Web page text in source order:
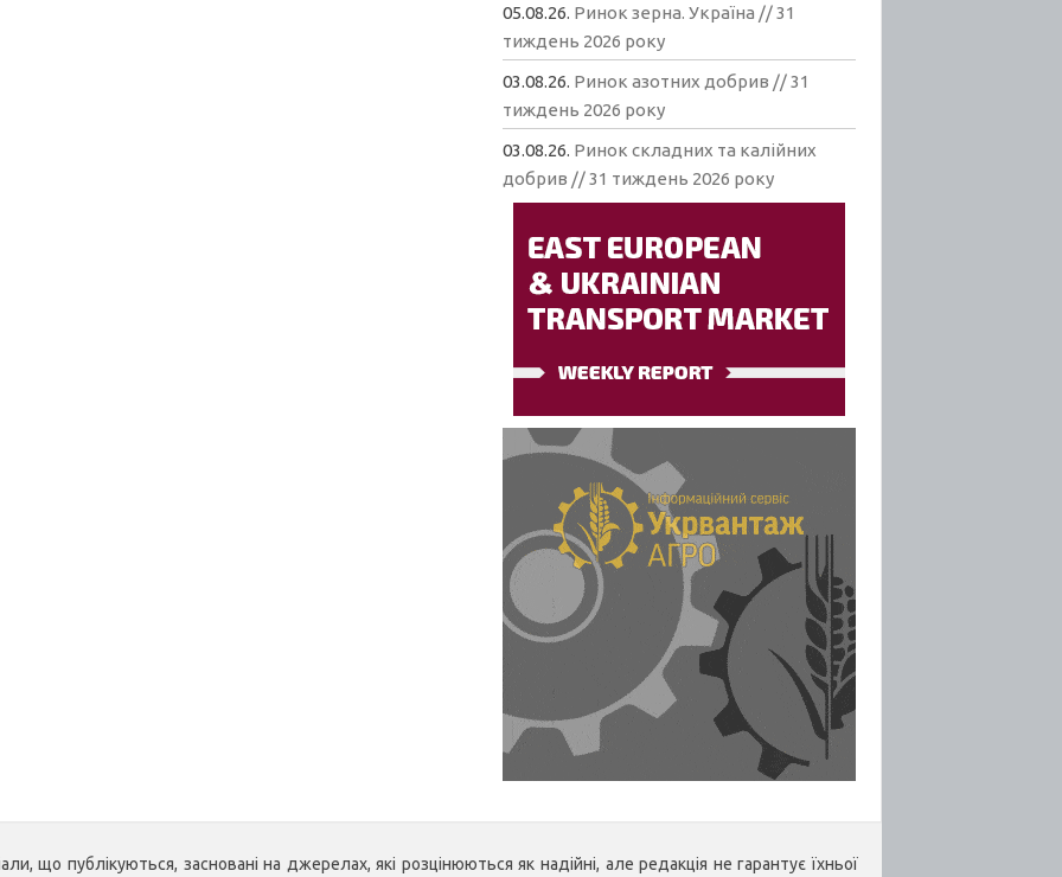
05.08.26. Ринок зерна. Україна // 31
тиждень 2026 року
03.08.26. Ринок азотних добрив // 31
тиждень 2026 року
03.08.26. Ринок складних та калійних
добрив // 31 тиждень 2026 року
що публікуються, засновані на джерелах, які розцінюються як надійні, але редакція не гарантує їхньої